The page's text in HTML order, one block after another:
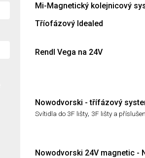
Mi-Magnetický kolejnicový
Tříofázový Idealed
Rendl Vega na 24V
Nowodvorski - třífázový
Svítidla do 3F lišty, 3F lišty a
Nowodvorski 24V magnetic -